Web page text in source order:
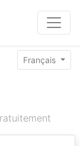
Français